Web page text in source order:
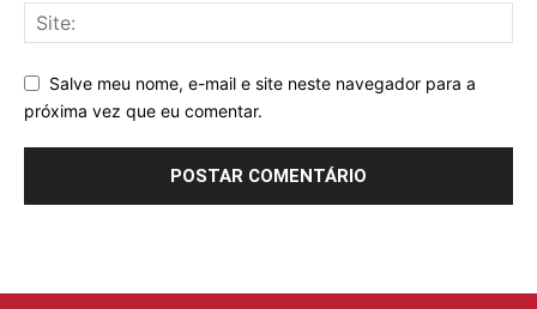
Salve meu nome, e-mail e site neste navegador para a
próxima vez que eu comentar.